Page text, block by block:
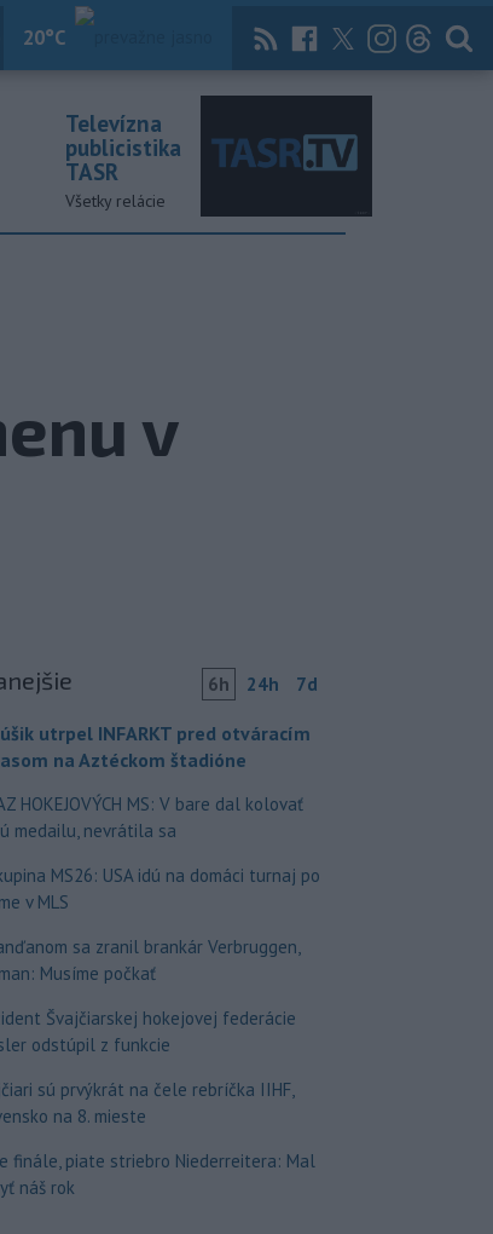
20°C
Knihy Magazín News Now Archív
Televízna
publicistika
TASR
Všetky relácie
v
6h 24h 7d
utrpel INFARKT pred otváracím
na Aztéckom štadióne
HOKEJOVÝCH MS: V bare dal kolovať
medailu, nevrátila sa
MS26: USA idú na domáci turnaj po
v MLS
sa zranil brankár Verbruggen,
Musíme počkať
Švajčiarskej hokejovej federácie
odstúpil z funkcie
sú prvýkrát na čele rebríčka IIHF,
na 8. mieste
finále, piate striebro Niederreitera: Mal
náš rok